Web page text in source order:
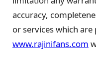
accuracy,
or services which
www.rajinifans.com